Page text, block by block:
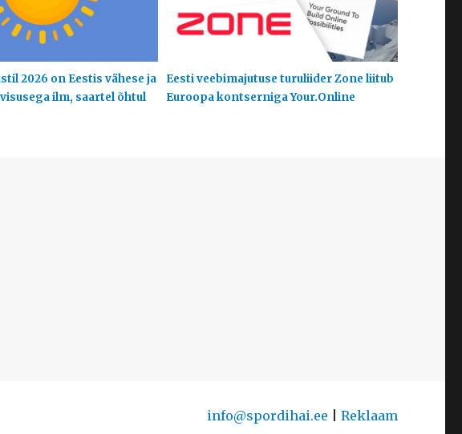
2026 on Eestis vähese ja
ilm, saartel õhtul
Eesti veebimajutuse turuliider Zone liitub
Euroopa kontserniga Your.Online
info@spordihai.ee Reklaam